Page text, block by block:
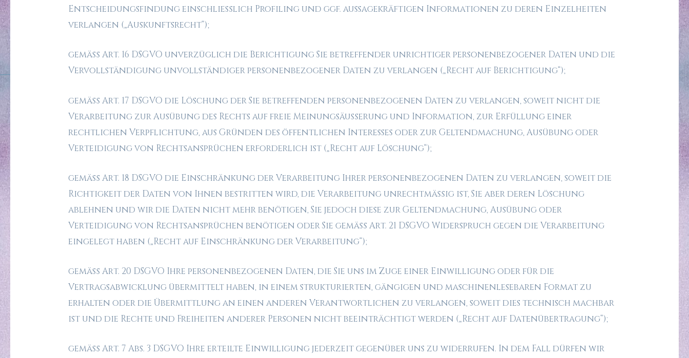
Entscheidungsfindung einschließlich Profiling und ggf. aussagekräftigen Informationen zu deren Einzelheiten
verlangen („Auskunftsrecht“);
gemäß Art. 16 DSGVO unverzüglich die Berichtigung Sie betreffender unrichtiger personenbezogener Daten und die
Vervollständigung unvollständiger personenbezogener Daten zu verlangen („Recht auf Berichtigung“);
gemäß Art. 17 DSGVO die Löschung der Sie betreffenden personenbezogenen Daten zu verlangen, soweit nicht die
Verarbeitung zur Ausübung des Rechts auf freie Meinungsäußerung und Information, zur Erfüllung einer
rechtlichen Verpflichtung, aus Gründen des öffentlichen Interesses oder zur Geltendmachung, Ausübung oder
Verteidigung von Rechtsansprüchen erforderlich ist („Recht auf Löschung“);
gemäß Art. 18 DSGVO die Einschränkung der Verarbeitung Ihrer personenbezogenen Daten zu verlangen, soweit die
Richtigkeit der Daten von Ihnen bestritten wird, die Verarbeitung unrechtmäßig ist, Sie aber deren Löschung
ablehnen und wir die Daten nicht mehr benötigen, Sie jedoch diese zur Geltendmachung, Ausübung oder
Verteidigung von Rechtsansprüchen benötigen oder Sie gemäß Art. 21 DSGVO Widerspruch gegen die Verarbeitung
eingelegt haben („Recht auf Einschränkung der Verarbeitung“);
gemäß Art. 20 DSGVO Ihre personenbezogenen Daten, die Sie uns im Zuge einer Einwilligung oder für die
Vertragsabwicklung übermittelt haben, in einem strukturierten, gängigen und maschinenlesebaren Format zu
erhalten oder die Übermittlung an einen anderen Verantwortlichen zu verlangen, soweit dies technisch machbar
ist und die Rechte und Freiheiten anderer Personen nicht beeinträchtigt werden („Recht auf Datenübertragung“);
gemäß Art. 7 Abs. 3 DSGVO Ihre erteilte Einwilligung jederzeit gegenüber uns zu widerrufen. In dem Fall dürfen wir